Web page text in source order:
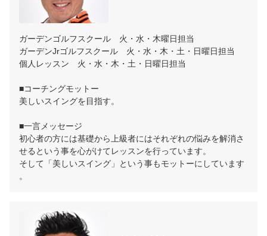
ガーデンゴルフスクール　火・水・木曜日担当
ガーデンJrゴルフスクール　火・水・木・土・日曜日担当
個人レッスン　火・水・木・土・日曜日担当
■コーチングモットー
美しいスイングを目指す。
■一言メッセージ
初心者の方には基礎から上級者にはそれぞれの悩みを解消さ
せるという事を心がけてレッスンを行っています。
そして「美しいスイング」という事もモットーにしています
。